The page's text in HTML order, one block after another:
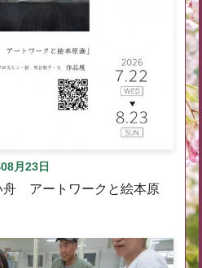
月23日
舟 アートワークと絵本原